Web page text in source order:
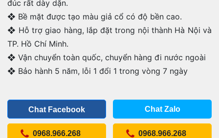
đúc rất dày dặn.
❖ Bề mặt được tạo màu giả cổ có độ bền cao.
❖ Hỗ trợ giao hàng, lắp đặt trong nội thành Hà Nội và
TP. Hồ Chí Minh.
❖ Vận chuyển toàn quốc, chuyển hàng đi nước ngoài
❖ Bảo hành 5 năm, lỗi 1 đổi 1 trong vòng 7 ngày
Chat Facebook Chat Zalo
0968.966.268 0968.966.268